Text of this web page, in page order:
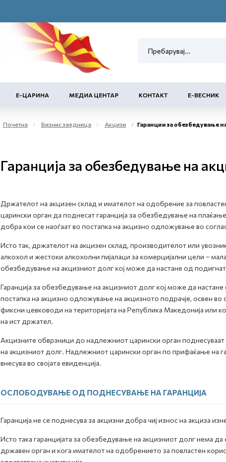
Е-ЦАРИНА МЕДИА ЦЕНТАР КОНТАКТ Е-ВЕСНИК
Почетна Бизнис заедница Акцизи Гаранции за обезбедување на
Гаранција за обезбедување на
Држателот на акцизен склад и имателот на одобрение за
царински орган да поднесат гаранција за обезбедување на
добра кои се наоѓаат во постапка на акцизно одложување во
Исто так, држателот на акцизен склад, производителот или
алкохол и жестоки алкохолни пијалаци за комерцијални цели –
обезбедување на акцизниот долг кој може да настане од
Гаранција за обезбедување на акцизниот долг кој може да
постапка на акцизно одложување на акцизното подрачје, освен во
фиксни цевководи на територијата на Република Македонија или
на ист држател.
Акцизните обврзници до надлежниот царински орган
на акцизниот долг. Надлежниот царински орган по прифаќање на
внесува во својата евиденција.
ОСЛОБОДУВАЊЕ ОД ПОДНЕСУВАЊЕ НА ГАРАНЦИЈА
Гаранција не се поднесува за акцизни добра чиј износ на акциза
Исто така гаранцијата за обезбедување на акцизниот долг нема
државен орган и кога имателот на одобрението за повластен